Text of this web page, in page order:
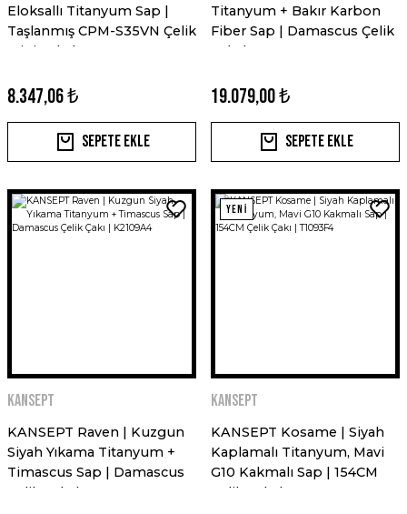
Eloksallı Titanyum Sap |
Taşlanmış CPM-S35VN Çelik
Mini Çakı | K2015A4
8.347,06 ₺
Sepete Ekle
Titanyum + Bakır Karbon
Fiber Sap | Damascus Çelik
Çakı | K2125V3
19.079,00 ₺
Sepete Ekle
Kansept
KANSEPT Raven | Kuzgun
Siyah Yıkama Titanyum +
Timascus Sap | Damascus
Çelik Çakı | K2109A4
YENİ
Kansept
KANSEPT Kosame | Siyah
Kaplamalı Titanyum, Mavi
G10 Kakmalı Sap | 154CM
Çelik Çakı | T1093F4